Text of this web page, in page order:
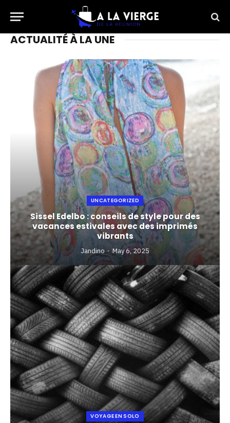
ACTUALITÉ À LA UNE
UNCATEGORIZED
Sissel Edelbo : conseils de style pour des
vacances estivales avec des imprimés
vibrants
Jandino May 6, 2025
VOYAGE EN SOLO